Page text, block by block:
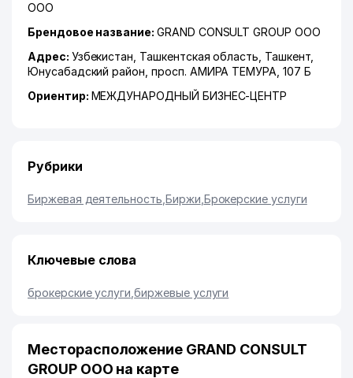
ООО
Брендовое название: GRAND CONSULT GROUP ООО
Адрес: Узбекистан, Ташкентская область Ташкент,
Юнусабадский район ,просп. АМИРА ТЕМУРА , 107 Б
Ориентир: МЕЖДУНАРОДНЫЙ БИЗНЕС-ЦЕНТР
Рубрики
Биржевая деятельность Биржи Брокерские услуги
Ключевые слова
брокерские услуги ,биржевые услуги
Месторасположение GRAND CONSULT
GROUP ООО на карте